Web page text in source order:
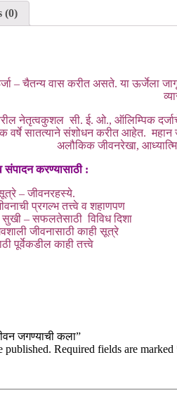
(0)
– चैतन्य वास करीत असते. या ऊर्जेला
नेतृत्वकुशल सी. ई. ओ., ऑलिम्पिक
वर्षे सातत्याने संशोधन करीत आहेत.
अलौकिक जीवनरेखा,
संपादन करण्यासाठी :
– जीवनरहस्ये.
प्रगल्भ तत्त्वे व शहाणपण
– सफलतेसाठी विविध दिशा
जीवनासाठी काही सूत्रे
पूर्वेकडील काही तत्त्वे
जगण्याची कला”
published. Required fields are marked